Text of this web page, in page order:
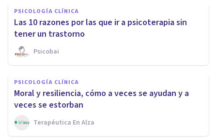
PSICOLOGÍA CLÍNICA
Las 10 razones por las que ir a psicoterapia sin
tener un trastorno
Psicobai
PSICOLOGÍA CLÍNICA
Moral y resiliencia, cómo a veces se ayudan y a
veces se estorban
Terapéutica En Alza
Ninfomanía (adicción al sexo):
causas, síntomas y tratamiento
Arturo Torres